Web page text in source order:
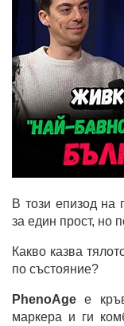
В този епизод на
за един прост, но
Какво казва
по състояние?
PhenoAgeе
маркера и ги